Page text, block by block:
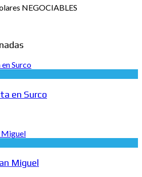
NEGOCIABLES
en Surco
Miguel